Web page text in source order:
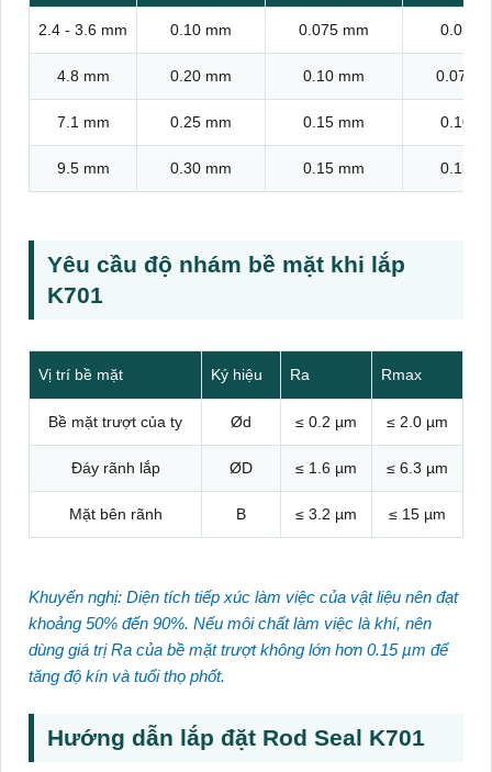
2.4 - 3.6 mm 0.10 mm 0.075 mm 0.05
4.8 mm 0.20 mm 0.10 mm 0.075
7.1 mm 0.25 mm 0.15 mm 0.10
9.5 mm 0.30 mm 0.15 mm 0.13
Yêu cầu độ nhám bề mặt khi lắp
K701
Vị trí bề mặt Ký hiệu Ra Rmax
Bề mặt trượt của ty Ød ≤ 0.2 µm ≤ 2.0 µm
Đáy rãnh lắp ØD ≤ 1.6 µm ≤ 6.3 µm
Mặt bên rãnh B ≤ 3.2 µm ≤ 15 µm
Khuyến nghị: Diện tích tiếp xúc làm việc của vật liệu nên đạt
khoảng 50% đến 90%. Nếu môi chất làm việc là khí, nên
dùng giá trị Ra của bề mặt trượt không lớn hơn 0.15 µm để
tăng độ kín và tuổi thọ phốt.
Hướng dẫn lắp đặt Rod Seal K701